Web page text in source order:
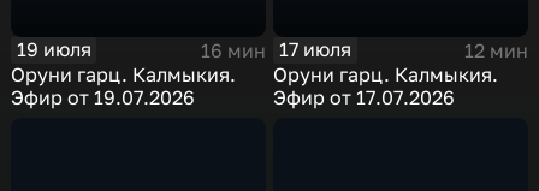
19 июля
16 мин
Оруни гарц. Калмыкия.
Эфир от 19.07.2026
17 июля
12 мин
Оруни гарц. Калмыкия.
Эфир от 17.07.2026